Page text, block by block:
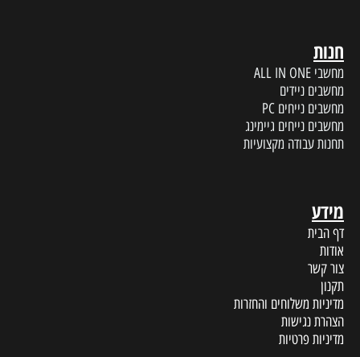
חנות
מחשבי ALL IN ONE
מחשבים ניידים
מחשבים נייחים PC
מחשבים נייחים גיימינג
תחנות עבודה מקצועיות
מידע
דף הבית
אודות
צור קשר
תקנון
מדיניות משלוחים והחזרות
הצהרת נגישות
מדיניות פרטיות